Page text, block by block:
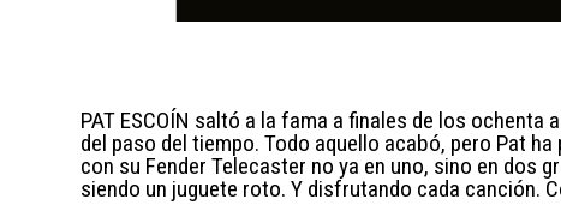
PAT ESCOÍN saltó a la fama a finales de los
del paso del tiempo. Todo aquello acabó, pero Pat
con su Fender Telecaster no ya en uno, sino en dos
siendo un juguete roto. Y disfrutando cada canción.